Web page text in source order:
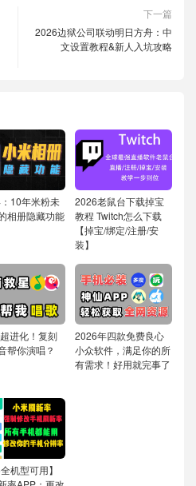
下一篇
2026边狱公司联动明日方舟：中
文设置教程&新人入坑攻略
10年米粉未
相册隐藏功能
2026老鼠台下载掉宝
教程 Twitch怎么下载
【掉宝/绑定/注册/安
装】
进化！复刻
帮你演唱？
2026年四款免费良心
小众软件，满足你的所
有需求！好用就完事了
机型可用】